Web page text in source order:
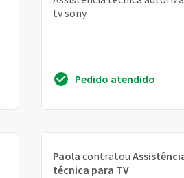
tv sony
Pedido atendido
Paola contratou
técnica para TV